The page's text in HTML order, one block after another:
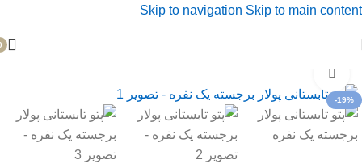
Skip to navigation Skip to main content
-19%
بزرگنمایی تصویر